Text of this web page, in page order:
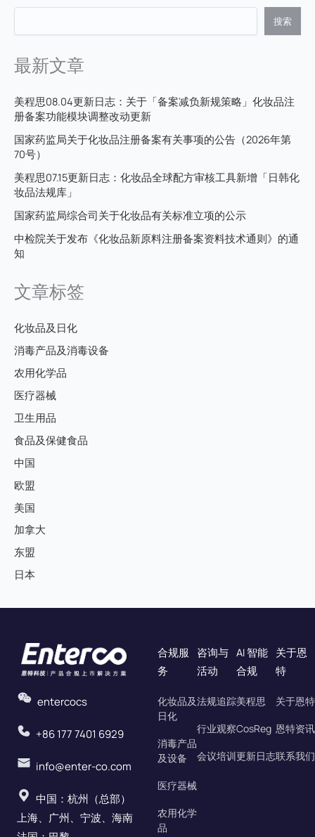
搜索
最新文章
美程思08.04更新日志：关于「备案减负新规策略」化妆品注
册备案功能模块调整改动更新
国家药监局关于化妆品注册备案有关事项的公告（2026年第
70号）
美程思07.15更新日志：化妆品全球配方审核工具新增「日韩化
妆品法规库」
国家药监局综合司关于化妆品有关标准立项的公示
中检院关于发布《化妆品新原料注册备案资料技术通则》的通
知
文章标签
化妆品及日化
消毒产品及消毒设备
农用化学品
医疗器械
卫生用品
食品及保健食品
中国
欧盟
美国
加拿大
东盟
日本
entercocs
+86 177 7401 6929
info@enter-co.com
中国：杭州（总部）
上海、广州、宁波、海南
合规服
务
化妆品及
日化
消毒产品
及设备
医疗器械
农用化学
品
咨询与
活动
法规追踪
行业观察
会议培训
AI 智能
合规
美程思
CosReg
更新日志
关于恩
特
关于恩特
恩特资讯
联系我们